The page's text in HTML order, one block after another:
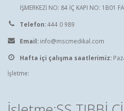
İŞMERKEZİ NO: 84 İÇ KAPI NO: 1B01
Telefon:444 0 989
Email: info@mscmedikal.com
Hafta içi çalışma saatlerimiz:
İşletme: